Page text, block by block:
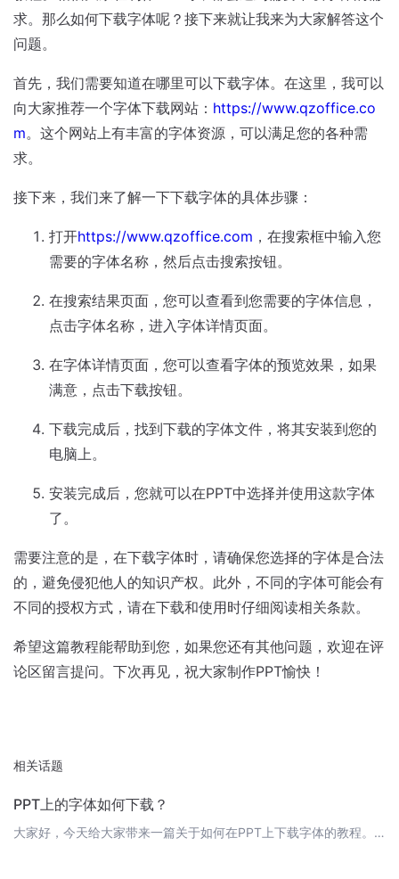
求。那么如何下载字体呢？接下来就让我来为大家解答这个
问题。
首先，我们需要知道在哪里可以下载字体。在这里，我可以
向大家推荐一个字体下载网站： https://www.qzoffice.co
m。这个网站上有丰富的字体资源，可以满足您的各种需
求。
接下来，我们来了解一下下载字体的具体步骤：
打开https://www.qzoffice.com ，在搜索框中输入您
需要的字体名称，然后点击搜索按钮。
在搜索结果页面，您可以查看到您需要的字体信息，
点击字体名称，进入字体详情页面。
在字体详情页面，您可以查看字体的预览效果，如果
满意，点击下载按钮。
下载完成后，找到下载的字体文件，将其安装到您的
电脑上。
安装完成后，您就可以在PPT中选择并使用这款字体
了。
需要注意的是，在下载字体时，请确保您选择的字体是合法
的，避免侵犯他人的知识产权。此外，不同的字体可能会有
不同的授权方式，请在下载和使用时仔细阅读相关条款。
希望这篇教程能帮助到您，如果您还有其他问题，欢迎在评
论区留言提问。下次再见，祝大家制作PPT愉快！
相关话题
PPT上的字体如何下载？
大家好，今天给大家带来一篇关于如何在PPT上下载字体的教程。相信大家在制作PPT时，都会遇到需要下载字体的需求。那么如何下载字体呢？接下来就让我来为大家解答这个问题。首先，我们需要知道在哪里可以下载字体。在这里，我可以向大家推荐一个字体下载网站：[https://www.qzoffice.com](https://www.qzoffice.com)。这个网站上有丰富的字体资源，可以满足您的各种需求